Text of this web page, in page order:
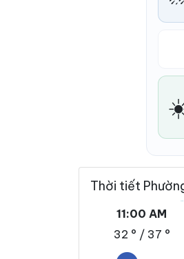
Thời tiết
11:00 AM
32 ° / 37 °